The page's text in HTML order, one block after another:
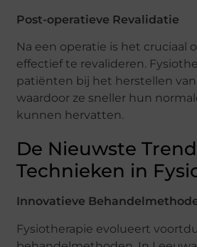
Post-operatieve Revalidatie
Na een operatie is het cruciaal
effectief te revalideren.
patiënten bij het herstellen
waardoor ze sneller hun
kunnen hervatten.
De Nieuwste
Technieken in
Innovatieve
Fysiotherapie evolueert